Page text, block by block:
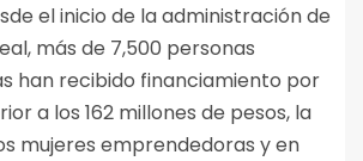
el inicio de la administración de
más de 7,500 personas
han recibido financiamiento por
a los 162 millones de pesos, la
mujeres emprendedoras y en